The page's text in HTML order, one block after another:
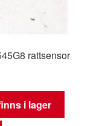
rattsensor
i lager